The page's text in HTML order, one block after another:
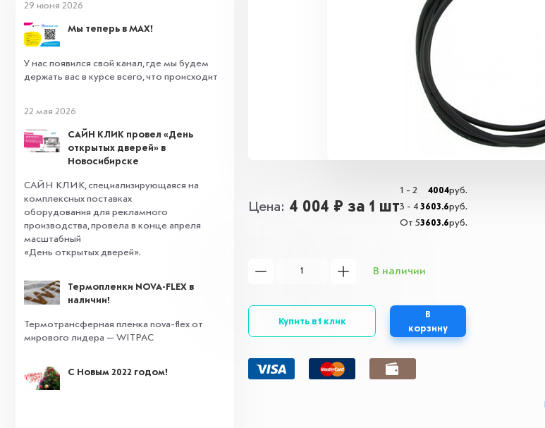
29 июня 2026
Мы теперь в MAX!
У нас появился свой канал, где мы будем
держать вас в курсе всего, что происходит
22 мая 2026
САЙН КЛИК провел «День
открытых дверей» в
Новосибирске
САЙН КЛИК, специализирующаяся на
комплексных поставках
оборудования для рекламного
производства, провела в конце апреля
масштабный
«День открытых дверей».
Термопленки NOVA-FLEX в
наличии!
Термотрансферная пленка nova-flex от
мирового лидера — WITPAC
С Новым 2022 годом!
Цена 4 004 ₽ за 1 шт
1 - 2 4004руб.
3 - 4 3603.6руб.
От 53603.6руб.
В наличии
Купить в 1 клик
В
корзину